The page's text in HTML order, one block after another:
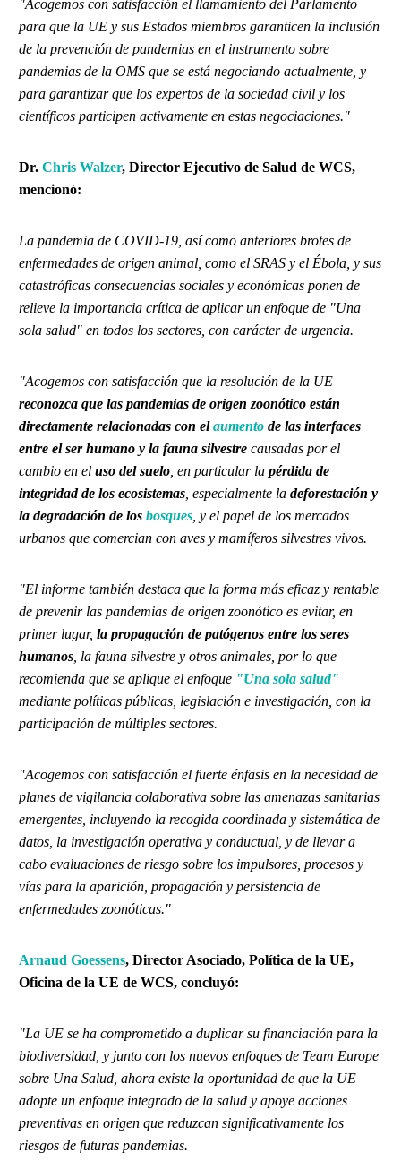
"Acogemos con satisfacción el llamamiento del Parlamento
para que la UE y sus Estados miembros garanticen la inclusión
de la prevención de pandemias en el instrumento sobre
pandemias de la OMS que se está negociando actualmente, y
para garantizar que los expertos de la sociedad civil y los
científicos participen activamente en estas negociaciones."
Dr. Chris Walzer, Director Ejecutivo de Salud de WCS,
mencionó:
La pandemia de COVID-19, así como anteriores brotes de
enfermedades de origen animal, como el SRAS y el Ébola, y sus
catastróficas consecuencias sociales y económicas ponen de
relieve la importancia crítica de aplicar un enfoque de "Una
sola salud" en todos los sectores, con carácter de urgencia.
"Acogemos con satisfacción que la resolución de la UE
reconozca que las pandemias de origen zoonótico están
directamente relacionadas con elaumento de las interfaces
entre el ser humano y la fauna silvestre causadas por el
cambio en el uso del suelo , en particular la pérdida de
integridad de los ecosistemas , especialmente la deforestación y
la degradación de los bosques , y el papel de los mercados
urbanos que comercian con aves y mamíferos silvestres vivos.
"El informe también destaca que la forma más eficaz y rentable
de prevenir las pandemias de origen zoonótico es evitar, en
primer lugar, la propagación de patógenos entre los seres
humanos , la fauna silvestre y otros animales, por lo que
recomienda que se aplique el enfoque "Una sola salud"
mediante políticas públicas, legislación e investigación, con la
participación de múltiples sectores.
"Acogemos con satisfacción el fuerte énfasis en la necesidad de
planes de vigilancia colaborativa sobre las amenazas sanitarias
emergentes, incluyendo la recogida coordinada y sistemática de
datos, la investigación operativa y conductual, y de llevar a
cabo evaluaciones de riesgo sobre los impulsores, procesos y
vías para la aparición, propagación y persistencia de
enfermedades zoonóticas."
Arnaud Goessens, Director Asociado, Política de la UE,
Oficina de la UE de WCS, concluyó:
"La UE se ha comprometido a duplicar su financiación para la
biodiversidad, y junto con los nuevos enfoques de Team Europe
sobre Una Salud, ahora existe la oportunidad de que la UE
adopte un enfoque integrado de la salud y apoye acciones
preventivas en origen que reduzcan significativamente los
riesgos de futuras pandemias.